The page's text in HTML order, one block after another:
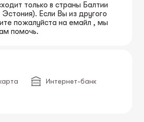
только в страны Балтии
Если Вы из другого
пожалуйста на емайл , мы
помочь.
Интернет-банк